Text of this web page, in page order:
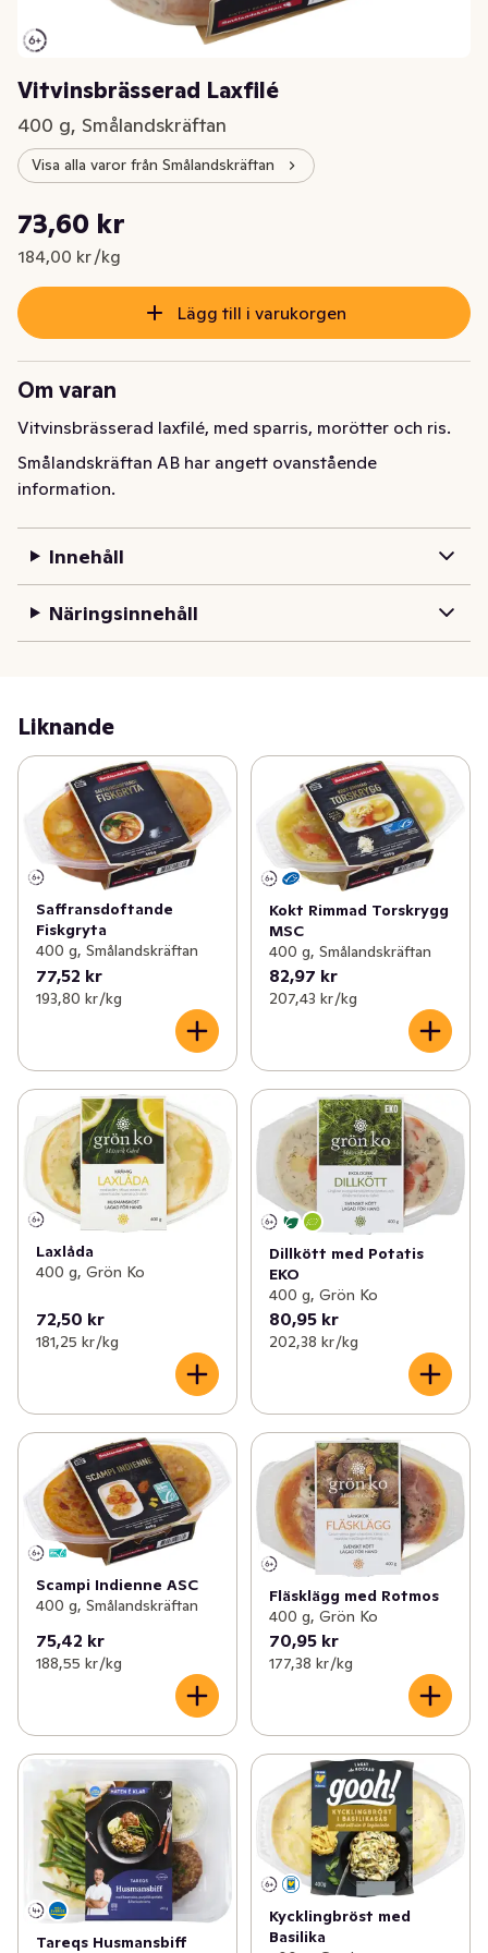
Vitvinsbrässerad Laxfilé
400 g, Smålandskräftan
Visa alla varor från Smålandskräftan
Nuvarande pris är: 73,60 kr
73,60 kr
184,00 kr /kg
Styckpris: 184,00 kr /kg
Lägg till i varukorgen
Om varan
Vitvinsbrässerad laxfilé, med sparris, morötter och ris.
Smålandskräftan AB har angett ovanstående
information.
Innehåll
Näringsinnehåll
Liknande
Saffransdoftande
Fiskgryta
400 g, Smålandskräftan
77,52 kr
193,80 kr /kg
Kokt Rimmad Torskrygg
MSC
400 g, Smålandskräftan
82,97 kr
207,43 kr /kg
Laxlåda
400 g, Grön Ko
72,50 kr
181,25 kr /kg
Dillkött med Potatis
EKO
400 g, Grön Ko
80,95 kr
202,38 kr /kg
Scampi Indienne ASC
400 g, Smålandskräftan
75,42 kr
188,55 kr /kg
Fläsklägg med Rotmos
400 g, Grön Ko
70,95 kr
177,38 kr /kg
Tareqs Husmansbiff
Kycklingbröst med
Basilika